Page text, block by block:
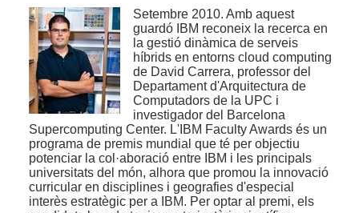
Setembre 2010. Amb aquest
guardó IBM reconeix la recerca en
la gestió dinàmica de serveis
híbrids en entorns cloud computing
de David Carrera, professor del
Departament d'Arquitectura de
Computadors de la UPC i
investigador del Barcelona
Supercomputing Center. L'IBM Faculty Awards és un
programa de premis mundial que té per objectiu
potenciar la col·aboració entre IBM i les principals
universitats del món, alhora que promou la innovació
curricular en disciplines i geografies d'especial
interès estratègic per a IBM. Per optar al premi, els